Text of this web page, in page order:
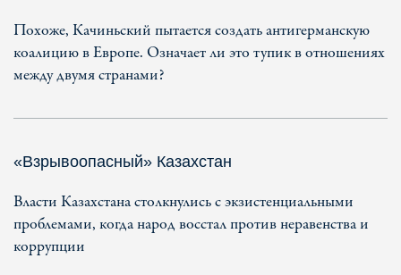
Похоже, Качиньский пытается создать антигерманскую
коалицию в Европе. Означает ли это тупик в отношениях
между двумя странами?
«Взрывоопасный» Казахстан
Власти Казахстана столкнулись с экзистенциальными
проблемами, когда народ восстал против неравенства и
коррупции